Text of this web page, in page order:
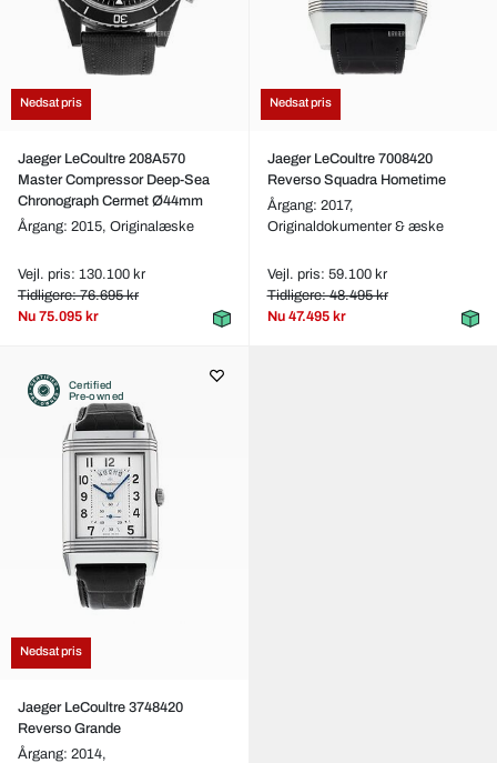
Nedsat pris
Jaeger LeCoultre 208A570
Master Compressor Deep-Sea
Chronograph Cermet Ø44mm
Årgang: 2015, Originalæske
Vejl. pris: 130.100 kr
Tidligere: 76.695 kr
Nu 75.095 kr
Nedsat pris
Jaeger LeCoultre 7008420
Reverso Squadra Hometime
Årgang: 2017,
Originaldokumenter & æske
Vejl. pris: 59.100 kr
Tidligere: 48.495 kr
Nu 47.495 kr
Certified
Pre-owned
Nedsat pris
Jaeger LeCoultre 3748420
Reverso Grande
Årgang: 2014,